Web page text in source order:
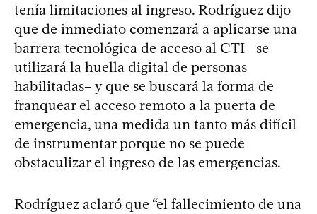
tenía limitaciones al ingreso. Rodríguez dijo
que de inmediato comenzará a aplicarse una
barrera tecnológica de acceso al CTI –se
utilizará la huella digital de personas
habilitadas– y que se buscará la forma de
franquear el acceso remoto a la puerta de
emergencia, una medida un tanto más difícil
de instrumentar porque no se puede
obstaculizar el ingreso de las emergencias.
Rodríguez aclaró que “el fallecimiento de una